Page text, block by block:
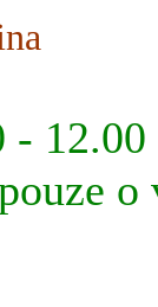
o